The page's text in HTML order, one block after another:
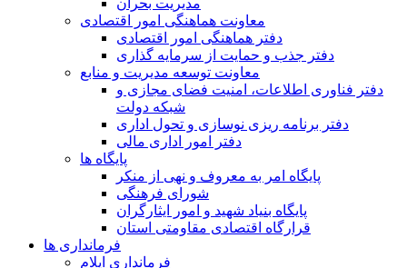
معاونت هماهنگی امور اقتصادی
دفتر هماهنگی امور اقتصادی
دفتر جذب و حمایت از سرمایه گذاری
معاونت توسعه مدیریت و منابع
دفتر فناوری اطلاعات، امنیت فضای مجازی و
شبکه دولت
دفتر برنامه ریزی نوسازی و تحول اداری
دفتر امور اداری مالی
پایگاه ها
پایگاه امر به معروف و نهی از منکر
شورای فرهنگی
پایگاه بنیاد شهید و امور ایثارگران
قرارگاه اقتصادی مقاومتی استان
فرمانداری ها
فرمانداری ایلام